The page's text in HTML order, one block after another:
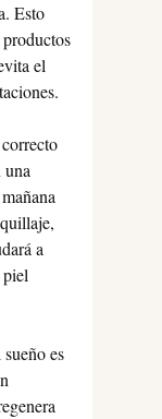
Esto
el
una
a
piel
es